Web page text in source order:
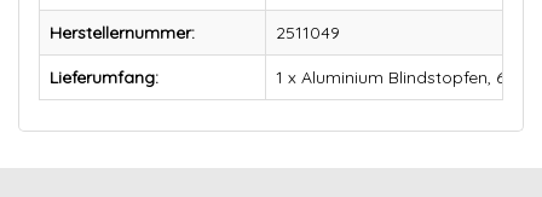
Herstellernummer: 2511049
Lieferumfang: 1 x Aluminium Blindstopfen, 6 x